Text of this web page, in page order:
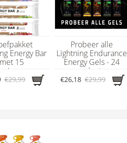
Energy Bar
met 15
€29,99
Probeer alle
Lightning Endurance
Energy Gels - 24
producten
€26,18 €29,99